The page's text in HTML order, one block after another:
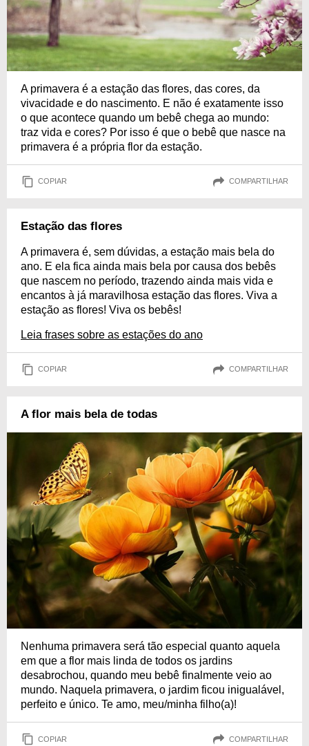
A primavera é a estação das flores, das cores, da
vivacidade e do nascimento. E não é exatamente isso
o que acontece quando um bebê chega ao mundo:
traz vida e cores? Por isso é que o bebê que nasce na
primavera é a própria flor da estação.
COPIAR COMPARTILHAR
Estação das flores
A primavera é, sem dúvidas, a estação mais bela do
ano. E ela fica ainda mais bela por causa dos bebês
que nascem no período, trazendo ainda mais vida e
encantos à já maravilhosa estação das flores. Viva a
estação as flores! Viva os bebês!
Leia frases sobre as estações do ano
COPIAR COMPARTILHAR
A flor mais bela de todas
Nenhuma primavera será tão especial quanto aquela
em que a flor mais linda de todos os jardins
desabrochou, quando meu bebê finalmente veio ao
mundo. Naquela primavera, o jardim ficou inigualável,
perfeito e único. Te amo, meu/minha filho(a)!
COPIAR COMPARTILHAR